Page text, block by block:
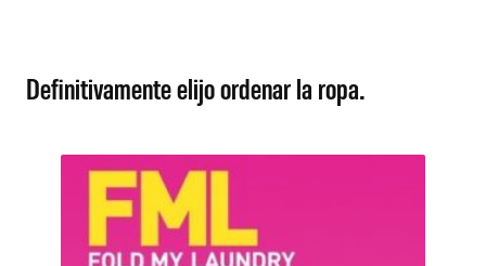
Definitivamente elijo ordenar la ropa.